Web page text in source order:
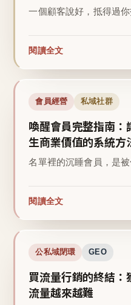
一個顧客說好，抵得過你
閱讀全文
會員經營 私域社群
喚醒會員完整指南
生商業價值的系統方
名單裡的沉睡會員，是被
閱讀全文
公私域閉環 GEO
買流量行銷的終結：
流量越來越難